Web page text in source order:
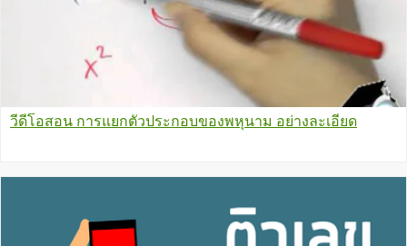
วีดีโอสอน การแยกตัวประกอบของพหุนาม อย่างละเอียด